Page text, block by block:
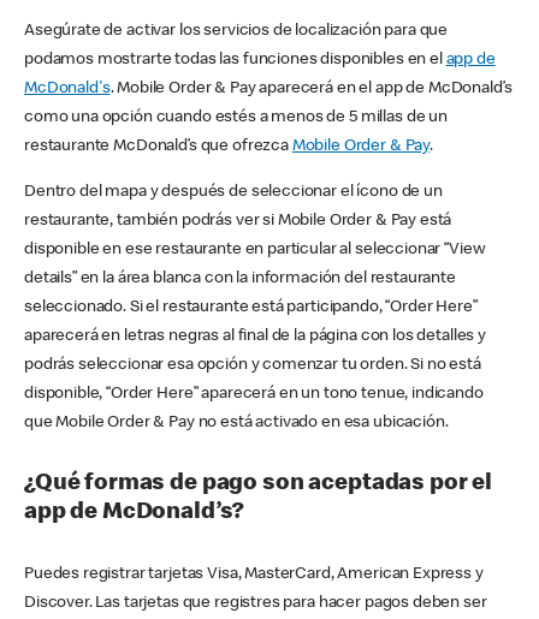
Asegúrate de activar los servicios de localización para que
podamos mostrarte todas las funciones disponibles en el app de
McDonald's. Mobile Order & Pay aparecerá en el app de McDonald’s
como una opción cuando estés a menos de 5 millas de un
restaurante McDonald’s que ofrezca Mobile Order & Pay.
Dentro del mapa y después de seleccionar el ícono de un
restaurante, también podrás ver si Mobile Order & Pay está
disponible en ese restaurante en particular al seleccionar “View
details” en la área blanca con la información del restaurante
seleccionado. Si el restaurante está participando, “Order Here”
aparecerá en letras negras al final de la página con los detalles y
podrás seleccionar esa opción y comenzar tu orden. Si no está
disponible, “Order Here” aparecerá en un tono tenue, indicando
que Mobile Order & Pay no está activado en esa ubicación.
¿Qué formas de pago son aceptadas por el
app de McDonald’s?
Puedes registrar tarjetas Visa, MasterCard, American Express y
Discover. Las tarjetas que registres para hacer pagos deben ser